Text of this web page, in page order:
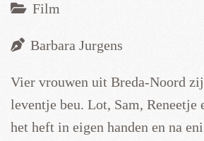
Film
Barbara Jurgens
Vier vrouwen uit Breda-Noord
leventje beu. Lot, Sam, Reneetje
het heft in eigen handen en na